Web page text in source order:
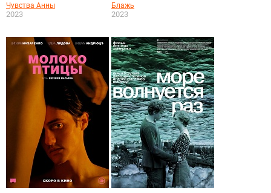
Чувства Анны
2023
Блажь
2023